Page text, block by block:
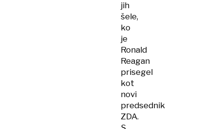
jih
šele,
ko
je
Ronald
Reagan
prisegel
kot
novi
predsednik
ZDA.